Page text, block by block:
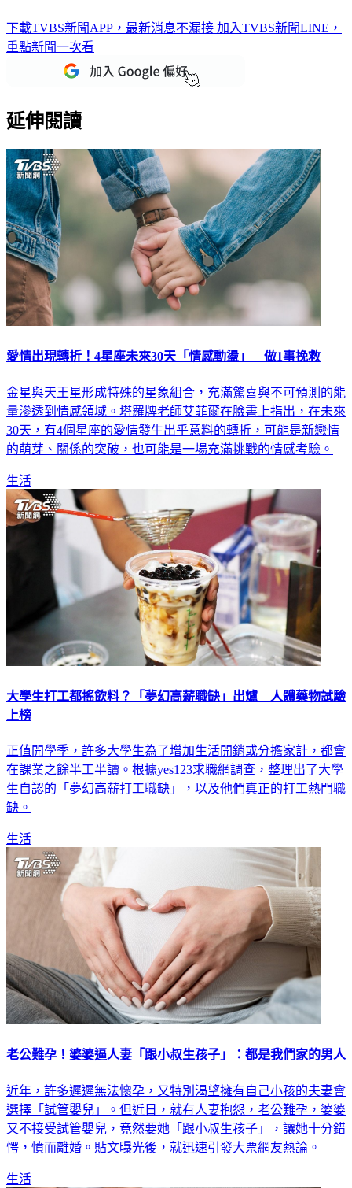
下載TVBS新聞APP，最新消息不漏接 加入TVBS新聞LINE，
重點新聞一次看
延伸閱讀
愛情出現轉折！4星座未來30天「情感動盪」 做1事挽救
金星與天王星形成特殊的星象組合，充滿驚喜與不可預測的能
量滲透到情感領域。塔羅牌老師艾菲爾在臉書上指出，在未來
30天，有4個星座的愛情發生出乎意料的轉折，可能是新戀情
的萌芽、關係的突破，也可能是一場充滿挑戰的情感考驗。
生活
大學生打工都搖飲料？「夢幻高薪職缺」出爐 人體藥物試驗
上榜
正值開學季，許多大學生為了增加生活開銷或分擔家計，都會
在課業之餘半工半讀。根據yes123求職網調查，整理出了大學
生自認的「夢幻高薪打工職缺」，以及他們真正的打工熱門職
缺。
生活
老公難孕！婆婆逼人妻「跟小叔生孩子」：都是我們家的男人
近年，許多遲遲無法懷孕，又特別渴望擁有自己小孩的夫妻會
選擇「試管嬰兒」。但近日，就有人妻抱怨，老公難孕，婆婆
又不接受試管嬰兒，竟然要她「跟小叔生孩子」，讓她十分錯
愕，憤而離婚。貼文曝光後，就迅速引發大票網友熱論。
生活